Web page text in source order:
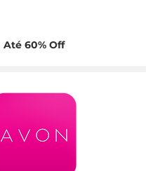
Até 60% Off